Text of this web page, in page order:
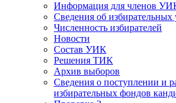
Информация для членов
Сведения об избирательных
Численность избирателей
Новости
Состав УИК
Решения ТИК
Архив выборов
Сведения о поступлении и
избирательных фондов